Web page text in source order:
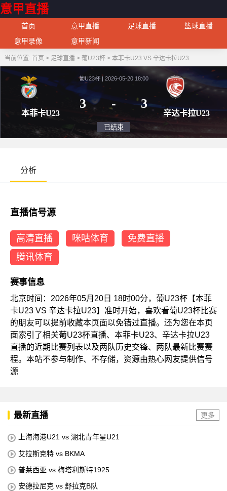
意甲直播
首页 意甲直播 足球直播
篮球直播
意甲录像
意甲新闻
当前位置: 首页 > 足球直播> 葡U23杯> 本菲卡U23 VS 辛达卡拉U23
本菲卡U23
葡U23杯 | 2026-05-20 18:00
3
辛达
分析
直播信号源
高清直播 咪咕体育
免费直播
腾讯体育
赛事信息
北京时间：2026年05月20日 18时00分，葡U23杯【本菲
卡U23 VS 辛达卡拉U23】准时开始，喜欢看葡U23杯比赛
的朋友可以提前收藏本页面以免错过直播。还为您在本页
面索引了相关葡U23杯直播、本菲卡U23、辛达卡拉U23
直播的近期比赛列表以及两队历史交锋、两队最新比赛赛
程。本站不参与制作、不存储，资源由热心网友提供信号
源
最新直播 更多
上海海港U21 vs 湖北青年星U21
艾拉斯克特 vs BKMA
普莱西亚 vs 梅塔利斯特1925
安德拉尼克 vs 舒拉克B队